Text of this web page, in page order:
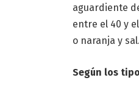
aguardiente
entre el 40 y
o naranja y
Según los